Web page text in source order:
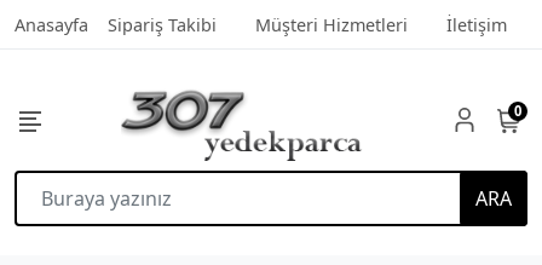
Anasayfa Sipariş Takibi Müşteri Hizmetleri İletişim
ARA
0